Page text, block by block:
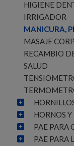
HIGIENE
IRRIGADOR
MANICURA,
MASAJE
RECAMBIO
SALUD
HORNOS
PAE PARA
PAE PARA